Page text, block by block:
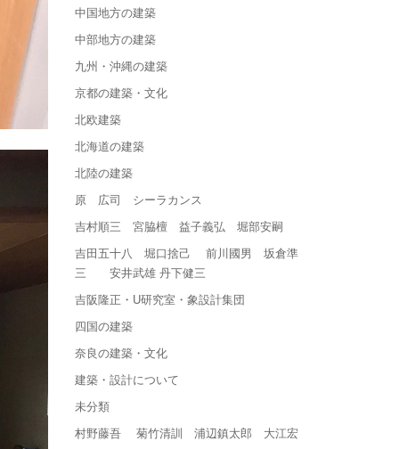
中国地方の建築
中部地方の建築
九州・沖縄の建築
京都の建築・文化
北欧建築
北海道の建築
北陸の建築
原 広司 シーラカンス
吉村順三 宮脇檀 益子義弘 堀部安嗣
吉田五十八 堀口捨己 前川國男 坂倉準
三 安井武雄 丹下健三
吉阪隆正・U研究室・象設計集団
四国の建築
奈良の建築・文化
建築・設計について
未分類
村野藤吾 菊竹清訓 浦辺鎮太郎 大江宏